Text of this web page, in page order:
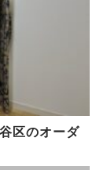
区のオーダ